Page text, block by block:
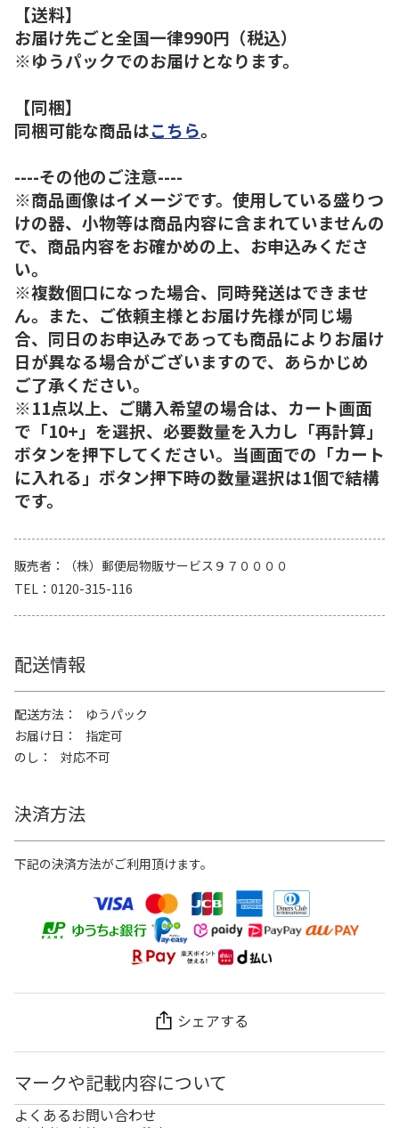
【送料】
お届け先ごと全国一律990円（税込）
※ゆうパックでのお届けとなります。
【同梱】
同梱可能な商品はこちら。
----その他のご注意----
※商品画像はイメージです。使用している盛りつ
けの器、小物等は商品内容に含まれていませんの
で、商品内容をお確かめの上、お申込みくださ
い。
※複数個口になった場合、同時発送はできませ
ん。また、ご依頼主様とお届け先様が同じ場
合、同日のお申込みであっても商品によりお届け
日が異なる場合がございますので、あらかじめ
ご了承ください。
※11点以上、ご購入希望の場合は、カート画面
で「10+」を選択、必要数量を入力し「再計算」
ボタンを押下してください。当画面での「カート
に入れる」ボタン押下時の数量選択は1個で結構
です。
販売者
（株）郵便局物販サービス９７００００
TEL
0120-315-116
配送情報
配送方法
ゆうパック
お届け日
指定可
のし
対応不可
決済方法
下記の決済方法がご利用頂けます。
シェアする
マークや記載内容について
よくあるお問い合わせ